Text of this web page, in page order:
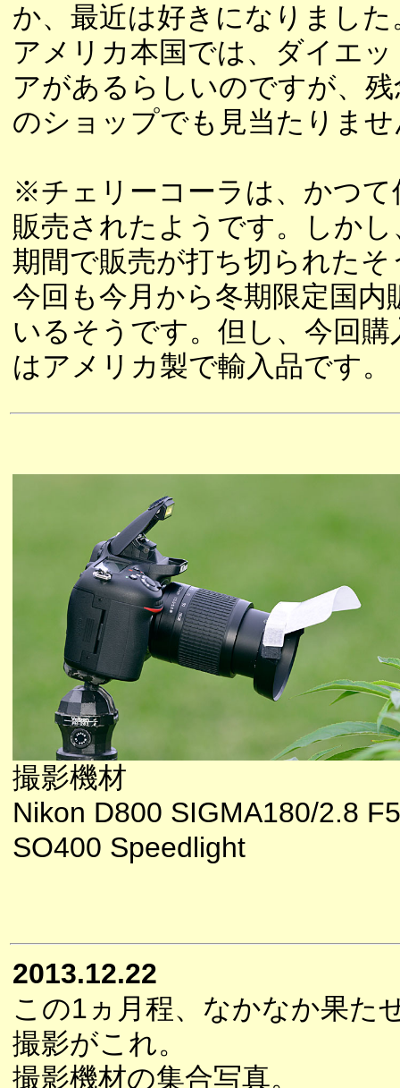
か、最近は好きになりました
アメリカ本国では、ダイエ
アがあるらしいのですが、
のショップでも見当たりま
※チェリーコーラは、かつて
販売されたようです。しか
期間で販売が打ち切られたそ
今回も今月から冬期限定国内
いるそうです。但し、今回
はアメリカ製で輸入品です。
撮影機材
Nikon D800 SIGMA180/2.8
SO400 Speedlight
2013.12.22
この1ヵ月程、なかなか果た
撮影がこれ。
撮影機材の集合写真。